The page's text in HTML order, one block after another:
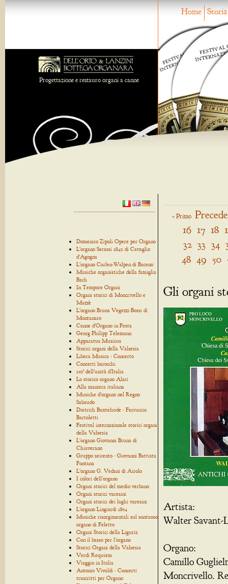
Home Storia
Progettazione e restauro organi a canne
Domenico Zipoli Opere per Organo
L'organo Serassi 1842 di Cavaglio
d'Agogna
L'organo Carlen-Walpen di Baceno
Musiche organistiche della famiglia
Bach
In Tempore Organi
Organi storici di Moncrivello e
Mazzè
L'organo Bruna Vegezzi-Bossi di
Montanaro
Canne d'Organo in Festa
Georg Philipp Telemann
Apparatus Musicus
Storici organi della Valsesia
Libera Musica - Concerto
Concerti barocchi
150° dell'unità d'Italia
Lo storico organo Alari
Alla maniera italiana
Musiche d'organo nel Regno
Sabaudo
Dietrich Buxtehude - Ferruccio
Bartoletti
Festival internazionale storici organi
della Valsesia
L'organo Giovanni Bruna di
Chiaverano
Gruppo seicento - Giovanni Battista
Fontana
L'organo G. Vedani di Airolo
I colori dell'organo
Organi storici del medio verbano
Organi storici varesini
Organi storici dei laghi varesini
L'organo Lingiardi 1854
Musiche risorgimentali sul sontuoso
organo di Feletto
Organi Storici della Liguria
Con il basso per l'organo
Storici Organi della Valsesia
Verdi Requiem
Viaggio in Italia
Antonio Vivaldi - Concerti
trascritti per Organo
« Primo
16 17 18
32 33 34
48 49 50
Gli organi
Artista:
Walter Savant-
Organo:
Camillo
Moncrivello.